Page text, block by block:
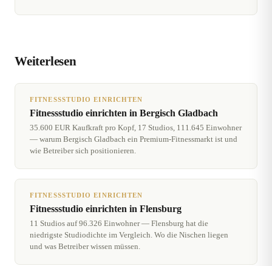
Weiterlesen
FITNESSSTUDIO EINRICHTEN
Fitnessstudio einrichten in Bergisch Gladbach
35.600 EUR Kaufkraft pro Kopf, 17 Studios, 111.645 Einwohner
— warum Bergisch Gladbach ein Premium-Fitnessmarkt ist und
wie Betreiber sich positionieren.
FITNESSSTUDIO EINRICHTEN
Fitnessstudio einrichten in Flensburg
11 Studios auf 96.326 Einwohner — Flensburg hat die
niedrigste Studiodichte im Vergleich. Wo die Nischen liegen
und was Betreiber wissen müssen.